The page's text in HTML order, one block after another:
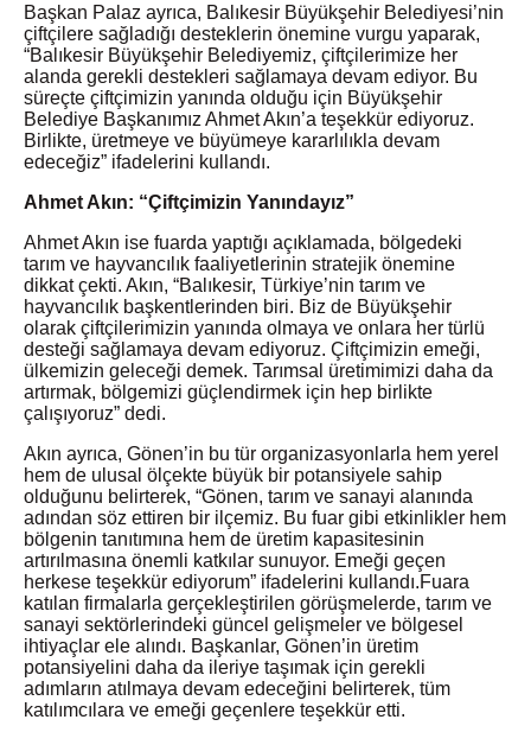
Başkan Palaz ayrıca, Balıkesir Büyükşehir Belediyesi’nin
çiftçilere sağladığı desteklerin önemine vurgu yaparak,
“Balıkesir Büyükşehir Belediyemiz, çiftçilerimize her
alanda gerekli destekleri sağlamaya devam ediyor. Bu
süreçte çiftçimizin yanında olduğu için Büyükşehir
Belediye Başkanımız Ahmet Akın’a teşekkür ediyoruz.
Birlikte, üretmeye ve büyümeye kararlılıkla devam
edeceğiz” ifadelerini kullandı.
Ahmet Akın: “Çiftçimizin Yanındayız”
Ahmet Akın ise fuarda yaptığı açıklamada, bölgedeki
tarım ve hayvancılık faaliyetlerinin stratejik önemine
dikkat çekti. Akın, “Balıkesir, Türkiye’nin tarım ve
hayvancılık başkentlerinden biri. Biz de Büyükşehir
olarak çiftçilerimizin yanında olmaya ve onlara her türlü
desteği sağlamaya devam ediyoruz. Çiftçimizin emeği,
ülkemizin geleceği demek. Tarımsal üretimimizi daha da
artırmak, bölgemizi güçlendirmek için hep birlikte
çalışıyoruz” dedi.
Akın ayrıca, Gönen’in bu tür organizasyonlarla hem yerel
hem de ulusal ölçekte büyük bir potansiyele sahip
olduğunu belirterek, “Gönen, tarım ve sanayi alanında
adından söz ettiren bir ilçemiz. Bu fuar gibi etkinlikler hem
bölgenin tanıtımına hem de üretim kapasitesinin
artırılmasına önemli katkılar sunuyor. Emeği geçen
herkese teşekkür ediyorum” ifadelerini kullandı.Fuara
katılan firmalarla gerçekleştirilen görüşmelerde, tarım ve
sanayi sektörlerindeki güncel gelişmeler ve bölgesel
ihtiyaçlar ele alındı. Başkanlar, Gönen’in üretim
potansiyelini daha da ileriye taşımak için gerekli
adımların atılmaya devam edeceğini belirterek, tüm
katılımcılara ve emeği geçenlere teşekkür etti.